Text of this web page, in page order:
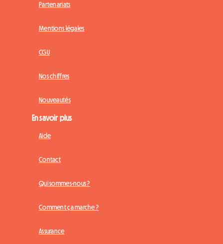
Partenariats
Mentions légales
CGU
Nos chiffres
Nouveautés
En savoir plus
Aide
Contact
Qui sommes-nous ?
Comment ça marche ?
Assurance